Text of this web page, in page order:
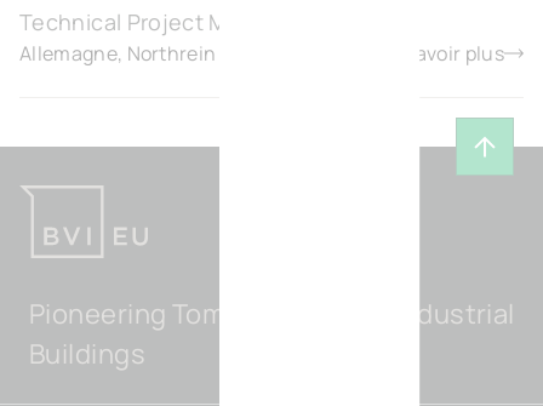
Technical Project Manager – Germany
Allemagne, Northrein Westfalen En savoir plus
Pioneering Tomorrow's Light Industrial
Buildings